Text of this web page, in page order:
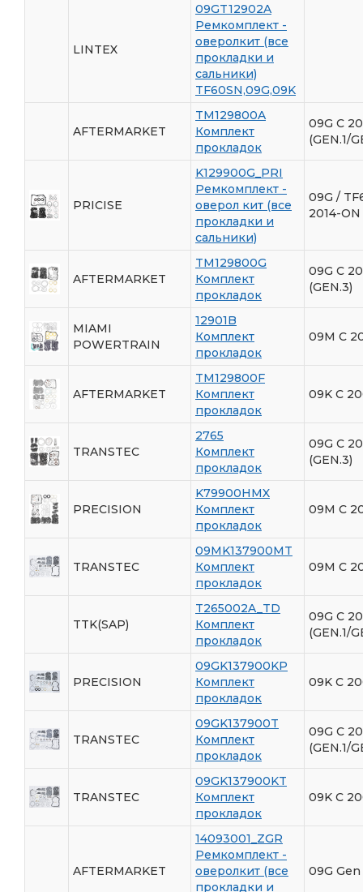
LINTEX
09GT12902A
Ремкомплект -
оверолкит (все
прокладки и
сальники)
TF60SN,09G,09K
AFTERMARKET
TM129800A
Комплект
прокладок
09G С
(GEN.1/
PRICISE
K129900G_PRI
Ремкомплект -
оверол кит (все
прокладки и
сальники)
09G /
2014-ON
AFTERMARKET
TM129800G
Комплект
прокладок
09G C
(GEN.3)
MIAMI
POWERTRAIN
12901B
Комплект
прокладок
09M С
AFTERMARKET
TM129800F
Комплект
прокладок
09K C
TRANSTEC
2765
Комплект
прокладок
09G C
(GEN.3)
PRECISION
K79900HMX
Комплект
прокладок
09M С
TRANSTEC
09MK137900MT
Комплект
прокладок
09M С
TTK(SAP)
T265002A_TD
Комплект
прокладок
09G С
(GEN.1/
PRECISION
09GK137900KP
Комплект
прокладок
09K С
TRANSTEC
09GK137900T
Комплект
прокладок
09G С
(GEN.1/
TRANSTEC
09GK137900KT
Комплект
прокладок
09K C
AFTERMARKET
14093001_ZGR
Ремкомплект -
оверолкит (все
прокладки и
09G Gen